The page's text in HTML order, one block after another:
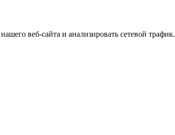
веб-сайта и анализировать сетевой трафик.